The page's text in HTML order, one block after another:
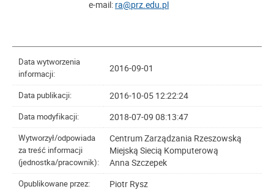
e-mail: ra@prz.edu.pl
Data wytworzenia
informacji:
2016-09-01
Data publikacji: 2016-10-05 12:22:24
Data modyfikacji: 2018-07-09 08:13:47
Wytworzył/odpowiada
za treść informacji
(jednostka/pracownik):
Centrum Zarządzania Rzeszowską
Miejską Siecią Komputerową
Anna Szczepek
Opublikowane przez: Piotr Rysz